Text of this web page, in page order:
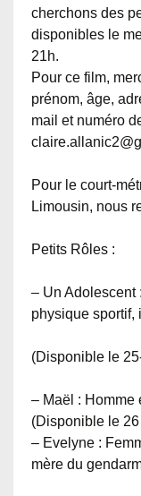
cherchons des
disponibles le
21h.
Pour ce film,
prénom, âge,
mail et numéro
Pour le court-
Limousin, nous
Petits Rôles :
– Un Adolescent
physique sportif,
(Disponible le
– Maël : Homme
(Disponible le
– Evelyne :
mère du